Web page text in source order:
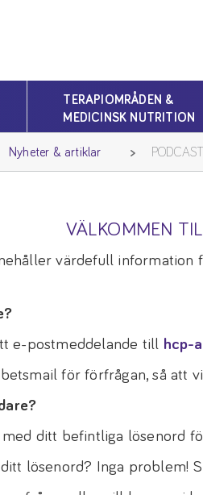
TERAPIOMRÅDEN &
MEDICINSK NUTRITION
Nyheter & artiklar
VÄLKOMMEN
värdefull
e-postmeddelande till hcp-
för förfrågan, så att
med ditt befintliga lösenord
lösenord? Inga problem!